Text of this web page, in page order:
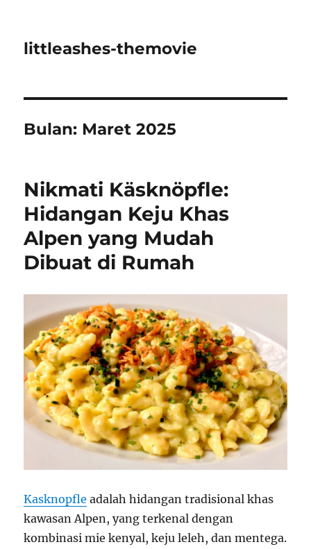
littleashes-themovie
Bulan: Maret 2025
Nikmati Käsknöpfle:
Hidangan Keju Khas
Alpen yang Mudah
Dibuat di Rumah
Kasknopfle adalah hidangan tradisional khas
kawasan Alpen, yang terkenal dengan
kombinasi mie kenyal, keju leleh, dan mentega.